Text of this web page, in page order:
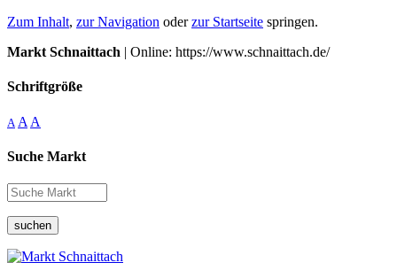
Zum Inhalt, zur Navigation oderzur Startseite springen.
Markt Schnaittach | Online: https://www.schnaittach.de/
Schriftgröße
A A A
Suche Markt
suchen